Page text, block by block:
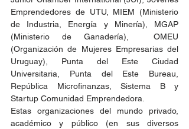
Emprendedores de UTU, MIEM (Ministerio
de Industria, Energía y Minería), MGAP
(Ministerio de Ganadería),  OMEU
(Organización de Mujeres Empresarias del
Uruguay), Punta del Este Ciudad
Universitaria, Punta del Este Bureau,
República Microfinanzas, Sistema B y
Startup Comunidad Emprendedora.
Estas organizaciones del mundo privado,
académico y público (en sus diversos